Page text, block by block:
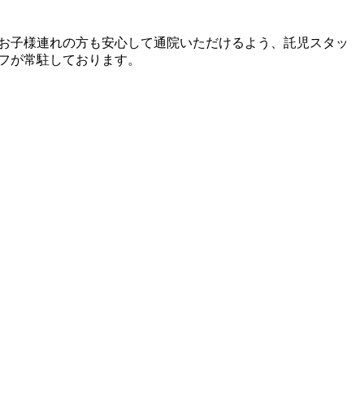
子様連れの方も安心して通院いただけるよう、託児スタッ
が常駐しております。